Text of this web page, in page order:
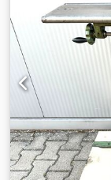
βάρους για την